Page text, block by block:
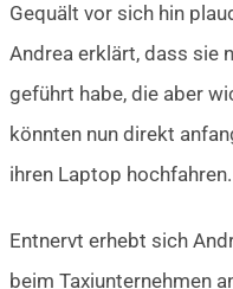
Gequält vor sich hin
Andrea erklärt, dass sie
geführt habe, die aber
könnten nun direkt
ihren Laptop hochfahren.
Entnervt erhebt sich
beim Taxiunternehmen